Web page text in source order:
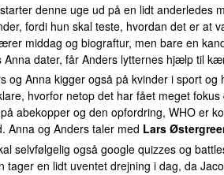
denne uge ud på en lidt anderledes
fordi hun skal teste, hvordan det er at
middag og biograftur, men bare en
Anna dater, får Anders lytternes hjælp til
og Anna kigger også på kvinder i sport og
hvorfor netop det har fået meget
abekopper og den opfordring, WHO er
Anna og Anders taler med Lars
selvfølgelig også google quizzes og
tager en lidt uventet drejning i dag, da